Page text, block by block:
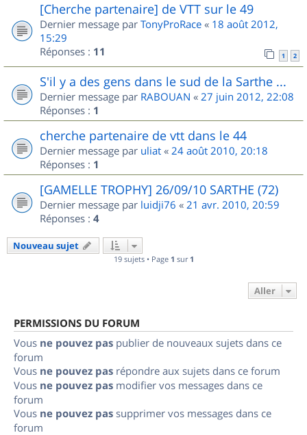
[Cherche partenaire] de VTT sur le 49
Dernier message par TonyProRace « 18 août 2012,
15:29
Réponses : 11 1 2
S'il y a des gens dans le sud de la Sarthe ...
Dernier message par RABOUAN « 27 juin 2012, 22:08
Réponses : 1
cherche partenaire de vtt dans le 44
Dernier message par uliat « 24 août 2010, 20:18
Réponses : 1
[GAMELLE TROPHY] 26/09/10 SARTHE (72)
Dernier message par luidji76 « 21 avr. 2010, 20:59
Réponses : 4
Nouveau sujet
19 sujets • Page 1 sur 1
Aller
PERMISSIONS DU FORUM
Vous ne pouvez pas publier de nouveaux sujets dans ce
forum
Vous ne pouvez pas répondre aux sujets dans ce forum
Vous ne pouvez pas modifier vos messages dans ce
forum
Vous ne pouvez pas supprimer vos messages dans ce
forum